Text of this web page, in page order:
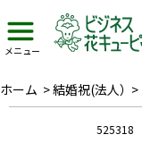
メニュー
ホーム >結婚祝(法人） >
525318